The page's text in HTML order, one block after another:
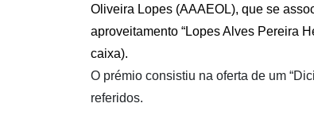
Oliveira Lopes (AAAEOL), que se
aproveitamento “Lopes Alves Pereira
caixa).
O prémio consistiu na oferta de um
referidos.